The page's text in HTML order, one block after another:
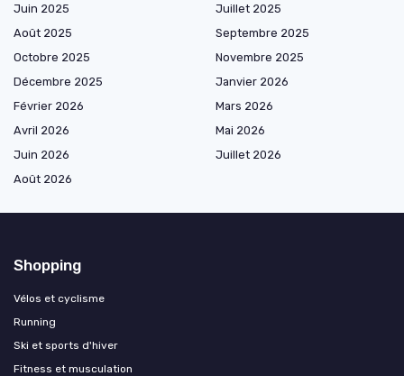
Juin 2025
Juillet 2025
Août 2025
Septembre 2025
Octobre 2025
Novembre 2025
Décembre 2025
Janvier 2026
Février 2026
Mars 2026
Avril 2026
Mai 2026
Juin 2026
Juillet 2026
Août 2026
Shopping
Vélos et cyclisme
Running
Ski et sports d'hiver
Fitness et musculation